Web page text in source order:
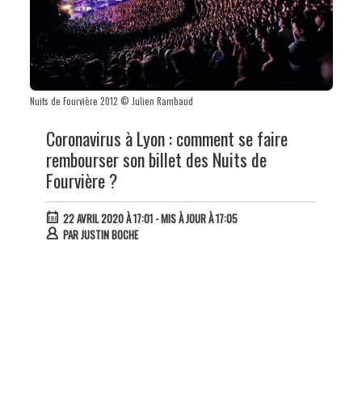
Nuits de Fourvière 2012 © Julien Rambaud
Coronavirus à Lyon : comment se faire
rembourser son billet des Nuits de
Fourvière ?
22 AVRIL 2020 À 17:01- MIS À JOUR À 17:05
PARJUSTIN BOCHE